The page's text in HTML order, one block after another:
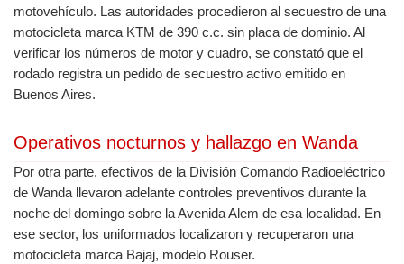
motovehículo. Las autoridades procedieron al secuestro de una
motocicleta marca KTM de 390 c.c. sin placa de dominio. Al
verificar los números de motor y cuadro, se constató que el
rodado registra un pedido de secuestro activo emitido en
Buenos Aires.
Operativos nocturnos y hallazgo en Wanda
Por otra parte, efectivos de la División Comando Radioeléctrico
de Wanda llevaron adelante controles preventivos durante la
noche del domingo sobre la Avenida Alem de esa localidad. En
ese sector, los uniformados localizaron y recuperaron una
motocicleta marca Bajaj, modelo Rouser.